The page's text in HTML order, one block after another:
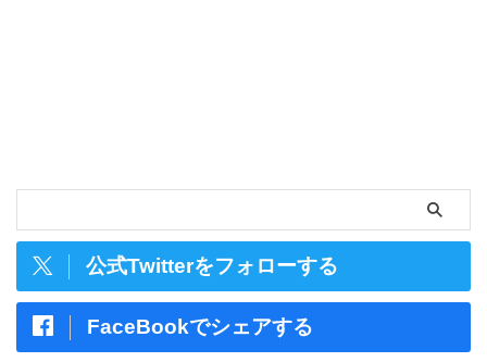
公式Twitterをフォローする
FaceBookでシェアする